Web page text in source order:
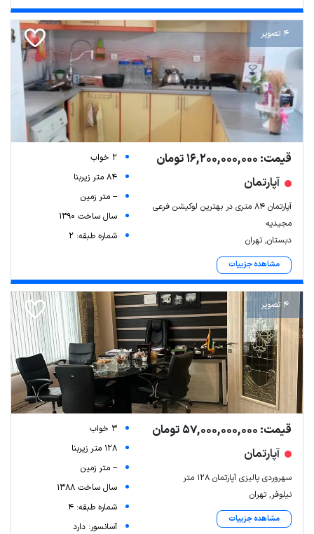
4 تصویر
قیمت: 16,200,000,000 تومان
آپارتمان
آپارتمان ۸۴ متری در بهترین لوکیشن فرعی
مجیدیه
دبستان, تهران
مشاهده جزییات
2 خواب
84 متر زیربنا
-- متر زمین
سال ساخت 1390
شماره طبقه: 2
4 تصویر
قیمت: 57,000,000,000 تومان
آپارتمان
سهروردی پالیزی آپارتمان 128 متر
نیلوفر, تهران
مشاهده جزییات
3 خواب
128 متر زیربنا
-- متر زمین
سال ساخت 1388
شماره طبقه: 4
آسانسور: دارد